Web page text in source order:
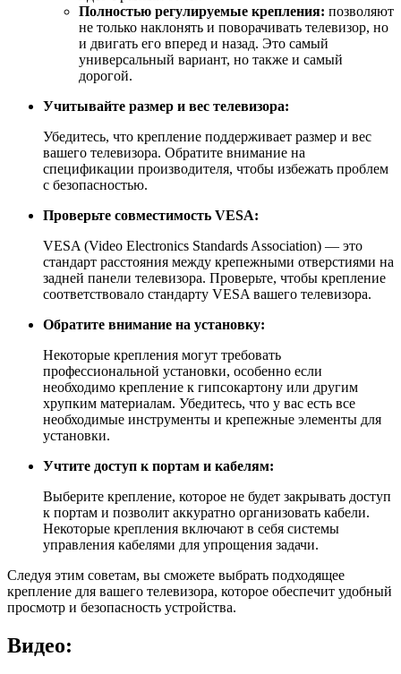
Полностью регулируемые крепления: позволяют
не только наклонять и поворачивать телевизор, но
и двигать его вперед и назад. Это самый
универсальный вариант, но также и самый
дорогой.
Учитывайте размер и вес телевизора:
Убедитесь, что крепление поддерживает размер и вес
вашего телевизора. Обратите внимание на
спецификации производителя, чтобы избежать проблем
с безопасностью.
Проверьте совместимость VESA:
VESA (Video Electronics Standards Association) — это
стандарт расстояния между крепежными отверстиями на
задней панели телевизора. Проверьте, чтобы крепление
соответствовало стандарту VESA вашего телевизора.
Обратите внимание на установку:
Некоторые крепления могут требовать
профессиональной установки, особенно если
необходимо крепление к гипсокартону или другим
хрупким материалам. Убедитесь, что у вас есть все
необходимые инструменты и крепежные элементы для
установки.
Учтите доступ к портам и кабелям:
Выберите крепление, которое не будет закрывать доступ
к портам и позволит аккуратно организовать кабели.
Некоторые крепления включают в себя системы
управления кабелями для упрощения задачи.
Следуя этим советам, вы сможете выбрать подходящее
крепление для вашего телевизора, которое обеспечит удобный
просмотр и безопасность устройства.
Видео: